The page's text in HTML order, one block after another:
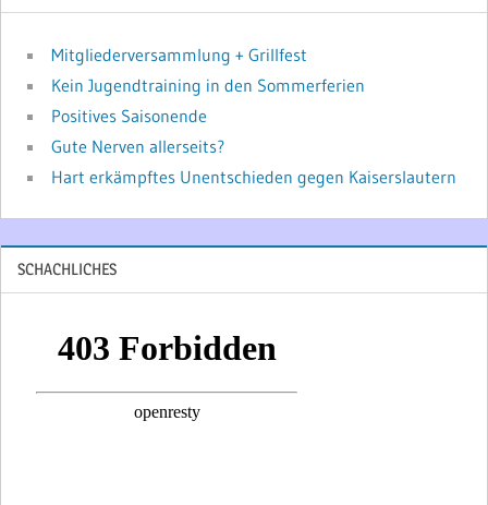
Mitgliederversammlung + Grillfest
Kein Jugendtraining in den Sommerferien
Positives Saisonende
Gute Nerven allerseits?
Hart erkämpftes Unentschieden gegen Kaiserslautern
SCHACHLICHES